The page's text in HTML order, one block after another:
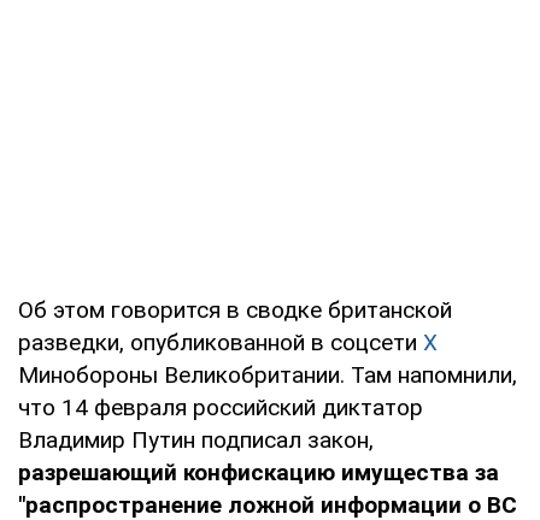
Об этом говорится в сводке британской
разведки, опубликованной в соцсети Х
Минобороны Великобритании. Там напомнили,
что 14 февраля российский диктатор
Владимир Путин подписал закон,
разрешающий конфискацию имущества за
"распространение ложной информации о ВС